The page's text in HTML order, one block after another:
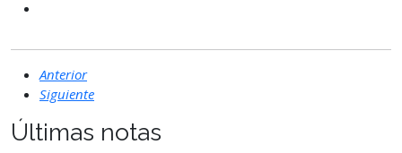
Anterior
Siguiente
Últimas notas